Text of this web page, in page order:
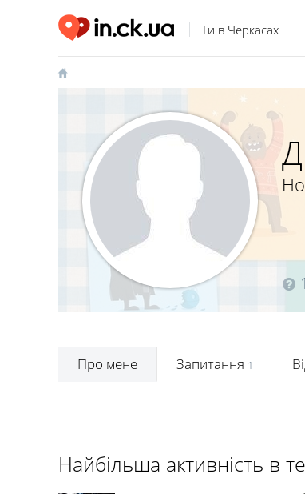
Ти в Черкасах
1
Про мене Запитання 1
Найбільша активність в